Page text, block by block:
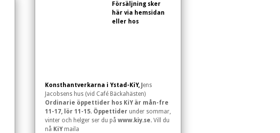
Försäljning sker
här via hemsidan
eller hos
Konsthantverkarna i Ystad-KiY, ens
Jacobsens hus (vid Café Bäckahästen)
Ordinarie öppettider hos KiY är mån-fre
11-17, lör 11-15. Öppettider under sommar,
vinter och helger ser du på www.kiy.se. Vill du
nå KiYmaila